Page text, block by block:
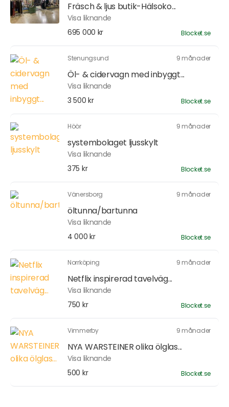
Fräsch & ljus butik-Hälsoko...
Visa liknande
695 000 kr
Blocket.se
Stenungsund 9 månader
Öl- & cidervagn med inbyggt...
Visa liknande
3 500 kr
Blocket.se
Höör 9 månader
systembolaget ljusskylt
Visa liknande
375 kr
Blocket.se
Vänersborg 9 månader
öltunna/bartunna
Visa liknande
4 000 kr
Blocket.se
Norrköping 9 månader
Netflix inspirerad tavelväg...
Visa liknande
750 kr
Blocket.se
Vimmerby 9 månader
NYA WARSTEINER olika ölglas...
Visa liknande
500 kr
Blocket.se